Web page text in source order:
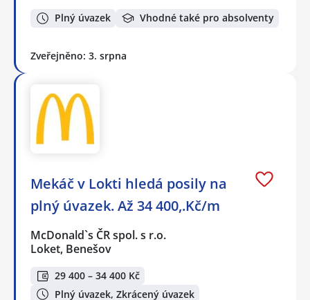
Plný úvazek Vhodné také pro absolventy
Zveřejněno: 3. srpna
Mekáč v Lokti hledá posily na
plný úvazek. Až 34 400,.Kč/m
McDonald`s ČR spol. s r.o.
Loket, Benešov
29 400 – 34 400 Kč
Plný úvazek, Zkrácený úvazek